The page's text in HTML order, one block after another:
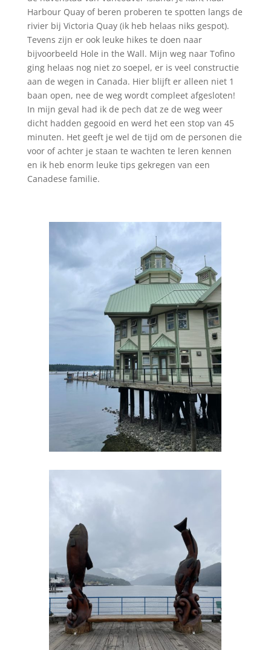
Harbour Quay of beren proberen te spotten langs de
rivier bij Victoria Quay (ik heb helaas niks gespot).
Tevens zijn er ook leuke hikes te doen naar
bijvoorbeeld Hole in the Wall. Mijn weg naar Tofino
ging helaas nog niet zo soepel, er is veel constructie
aan de wegen in Canada. Hier blijft er alleen niet 1
baan open, nee de weg wordt compleet afgesloten!
In mijn geval had ik de pech dat ze de weg weer
dicht hadden gegooid en werd het een stop van 45
minuten. Het geeft je wel de tijd om de personen die
voor of achter je staan te wachten te leren kennen
en ik heb enorm leuke tips gekregen van een
Canadese familie.